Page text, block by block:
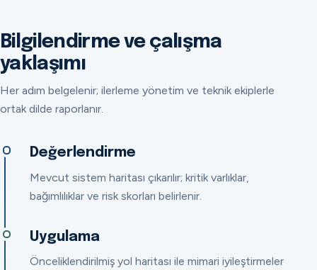
Bilgilendirme ve çalışma
yaklaşımı
Her adım belgelenir; ilerleme yönetim ve teknik ekiplerle
ortak dilde raporlanır.
Değerlendirme
Mevcut sistem haritası çıkarılır; kritik varlıklar,
bağımlılıklar ve risk skorları belirlenir.
Uygulama
Önceliklendirilmiş yol haritası ile mimari iyileştirmeler